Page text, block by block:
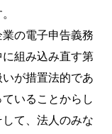
の電子申告義務
組み込み直す第
が措置法的であ
いることからし
て、法人のみな